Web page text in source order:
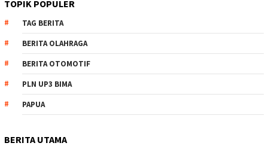
TOPIK POPULER
TAG BERITA
BERITA OLAHRAGA
BERITA OTOMOTIF
PLN UP3 BIMA
PAPUA
BERITA UTAMA